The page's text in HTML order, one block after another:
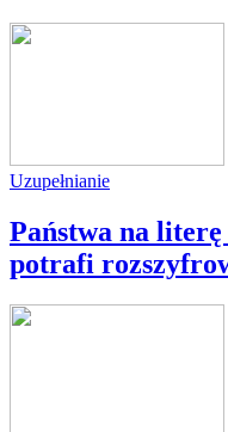
Uzupełnianie
Państwa na
potrafi